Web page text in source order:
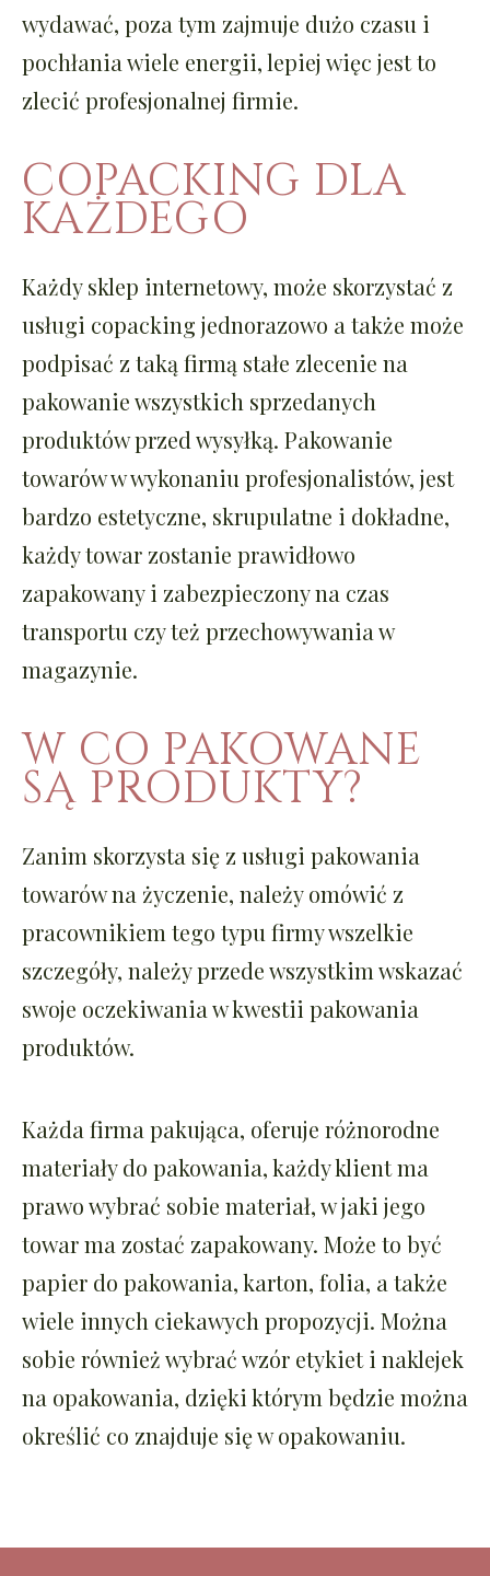
wydawać, poza tym zajmuje dużo czasu i
pochłania wiele energii, lepiej więc jest to
zlecić profesjonalnej firmie.
COPACKING DLA
KAŻDEGO
Każdy sklep internetowy, może skorzystać z
usługi copacking jednorazowo a także może
podpisać z taką firmą stałe zlecenie na
pakowanie wszystkich sprzedanych
produktów przed wysyłką. Pakowanie
towarów w wykonaniu profesjonalistów, jest
bardzo estetyczne, skrupulatne i dokładne,
każdy towar zostanie prawidłowo
zapakowany i zabezpieczony na czas
transportu czy też przechowywania w
magazynie.
W CO PAKOWANE
SĄ PRODUKTY?
Zanim skorzysta się z usługi pakowania
towarów na życzenie, należy omówić z
pracownikiem tego typu firmy wszelkie
szczegóły, należy przede wszystkim wskazać
swoje oczekiwania w kwestii pakowania
produktów.
Każda firma pakująca, oferuje różnorodne
materiały do pakowania, każdy klient ma
prawo wybrać sobie materiał, w jaki jego
towar ma zostać zapakowany. Może to być
papier do pakowania, karton, folia, a także
wiele innych ciekawych propozycji. Można
sobie również wybrać wzór etykiet i naklejek
na opakowania, dzięki którym będzie można
określić co znajduje się w opakowaniu.